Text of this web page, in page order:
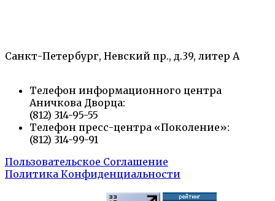
Санкт-Петербург, Невский пр., д.39, литер А
Телефон информационного центра
Аничкова Дворца:
(812) 314-95-55
Телефон пресс-центра «Поколение»:
(812) 314-99-91
Пользовательское Соглашение
Политика Конфиденциальности